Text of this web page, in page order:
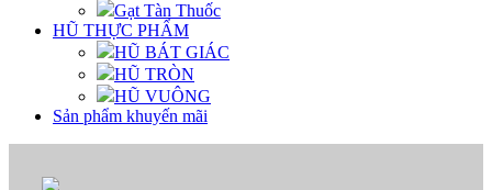
Gạt Tàn Thuốc
HŨ THỰC PHẨM
HŨ BÁT GIÁC
HŨ TRÒN
HŨ VUÔNG
Sản phẩm khuyến mãi